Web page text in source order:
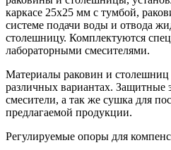
каркасе 25х25 мм с тумбой,
системе подачи воды и отвода
столешницу. Комплектуются
лабораторными смесителями.
Материалы раковин и столешниц
различных вариантах. Защитные
смесители, а так же сушка для
предлагаемой продукции.
Регулируемые опоры для